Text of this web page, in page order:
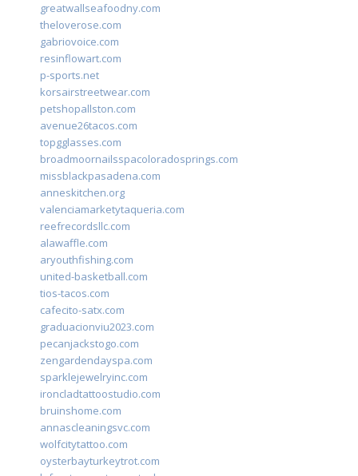
greatwallseafoodny.com
theloverose.com
gabriovoice.com
resinflowart.com
p-sports.net
korsairstreetwear.com
petshopallston.com
avenue26tacos.com
topgglasses.com
broadmoornailsspacoloradosprings.com
missblackpasadena.com
anneskitchen.org
valenciamarketytaqueria.com
reefrecordsllc.com
alawaffle.com
aryouthfishing.com
united-basketball.com
tios-tacos.com
cafecito-satx.com
graduacionviu2023.com
pecanjackstogo.com
zengardendayspa.com
sparklejewelryinc.com
ironcladtattoostudio.com
bruinshome.com
annascleaningsvc.com
wolfcitytattoo.com
oysterbayturkeytrot.com